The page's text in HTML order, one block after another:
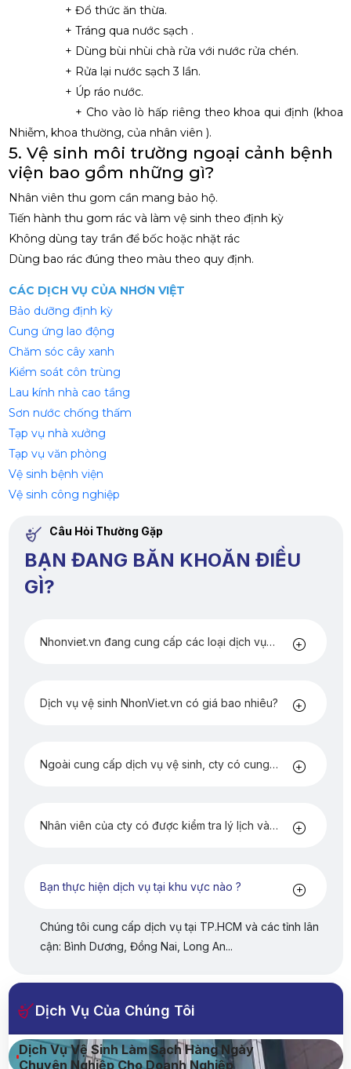
+ Đổ thức ăn thừa.
+ Tráng qua nước sạch .
+ Dùng bùi nhùi chà rửa với nước rửa chén.
+ Rửa lại nước sạch 3 lần.
+ Úp ráo nước.
+ Cho vào lò hấp riêng theo khoa qui định (khoa
Nhiễm, khoa thường, của nhân viên ).
5. Vệ sinh môi trường ngoại cảnh bệnh
viện bao gồm những gì?
Nhân viên thu gom cần mang bảo hộ.
Tiến hành thu gom rác và làm vệ sinh theo định kỳ
Không dùng tay trần để bốc hoặc nhặt rác
Dùng bao rác đúng theo màu theo quy định.
CÁC DỊCH VỤ CỦA NHƠN VIỆT
Bảo dưỡng định kỳ
Cung ứng lao động
Chăm sóc cây xanh
Kiểm soát côn trùng
Lau kính nhà cao tầng
Sơn nước chống thấm
Tạp vụ nhà xưởng
Tạp vụ văn phòng
Vệ sinh bệnh viện
Vệ sinh công nghiệp
Câu Hỏi Thường Gặp
BẠN ĐANG BĂN KHOĂN ĐIỀU
GÌ?
Nhonviet.vn đang cung cấp các loại dịch vụ
Dịch vụ vệ sinh NhonViet.vn có giá bao nhiêu?
Ngoài cung cấp dịch vụ vệ sinh, cty có cung
Nhân viên của cty có được kiểm tra lý lịch và
Bạn thực hiện dịch vụ tại khu vực nào ?
Chúng tôi cung cấp dịch vụ tại TP.HCM và các tỉnh lân
cận: Bình Dương, Đồng Nai, Long An...
Dịch Vụ Của Chúng Tôi
Dịch Vụ Vệ Sinh Làm Sạch Hàng Ngày
Chuyên Nghiệp Cho Doanh Nghiệp